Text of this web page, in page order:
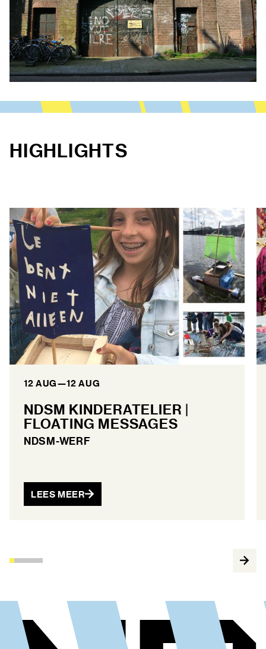
HIGHLIGHTS
12 AUG—12 AUG
NDSM KINDERATELIER |
FLOATING MESSAGES
NDSM-WERF
LEES MEER